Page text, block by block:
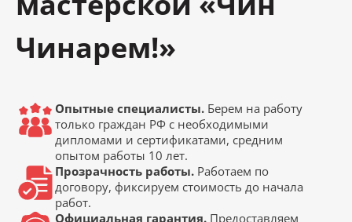
Чинарем!»
Опытные специалисты. Берем на работу
только граждан РФ с необходимыми
дипломами и сертификатами, средним
опытом работы 10 лет.
Прозрачность работы. Работаем по
договору, фиксируем стоимость до начала
работ.
Официальная гарантия. Предоставляем